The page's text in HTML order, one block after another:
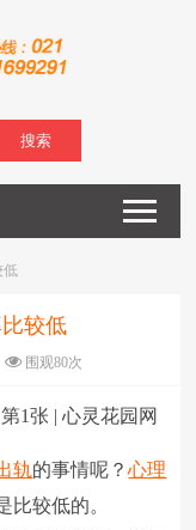
搜索
低
较低
围观80次
轨的事情呢？心理
比较低的。